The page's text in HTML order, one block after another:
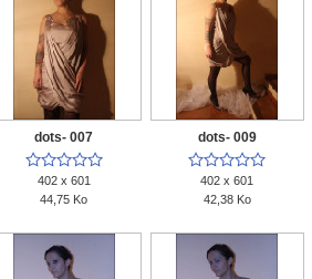
dots- 007

402 x 601
44,75 Ko
dots- 009

402 x 601
42,38 Ko